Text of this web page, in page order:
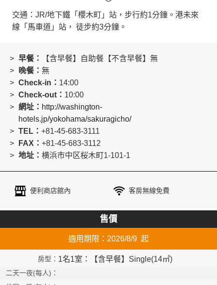
飯店客房全面禁菸。
Read
交通：JR/地下鐵「櫻木町」站，步行約1分鐘。港未來
線「馬車道」站， 徒步約3分鐘。
早餐：
【含早餐】自助餐【不含早餐】無
晚餐： 無
Check-in： 14:00
Check-out： 10:00
網址： http://washington-
hotels.jp/yokohama/sakuragicho/
TEL： +81-45-683-3111
FAX： +81-45-683-3112
地址： 横浜市中区桜木町1-101-1
便利商店館內 客房無線免費
售價
適用期限：2026/8/9 起
1名1室：【含早餐】Single(14㎡)